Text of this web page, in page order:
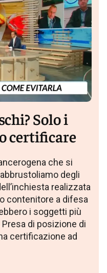
Solo i
certificare
che si
degli
realizzata
contenitore a difesa
i soggetti più
di posizione di
certificazione ad